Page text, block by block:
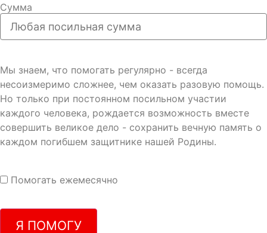
Сумма
Мы знаем, что помогать регулярно - всегда
несоизмеримо сложнее, чем оказать разовую помощь.
Но только при постоянном посильном участии
каждого человека, рождается возможность вместе
совершить великое дело - сохранить вечную память о
каждом погибшем защитнике нашей Родины.
Помогать ежемесячно
Я ПОМОГУ